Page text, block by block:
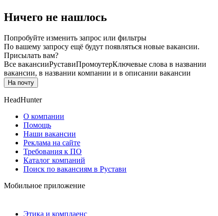
Ничего не нашлось
Попробуйте изменить запрос или фильтры
По вашему запросу ещё будут появляться новые вакансии.
Присылать вам?
Все вакансииРуставиПромоутерКлючевые слова в названии
вакансии, в названии компании и в описании вакансии
На почту
HeadHunter
О компании
Помощь
Наши вакансии
Реклама на сайте
Требования к ПО
Каталог компаний
Поиск по вакансиям в Рустави
Мобильное приложение
Этика и комплаенс